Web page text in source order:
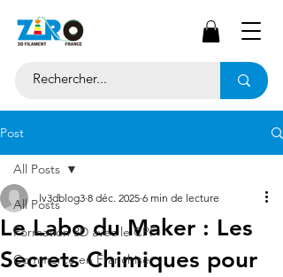
Post
All Posts
Formation 3D avec le CPF
Commerce en Franchise
All Posts
Le Labo du Maker : Les
Secrets Chimiques pour
lv3dblog3 8 déc. 2025 6 min de lecture